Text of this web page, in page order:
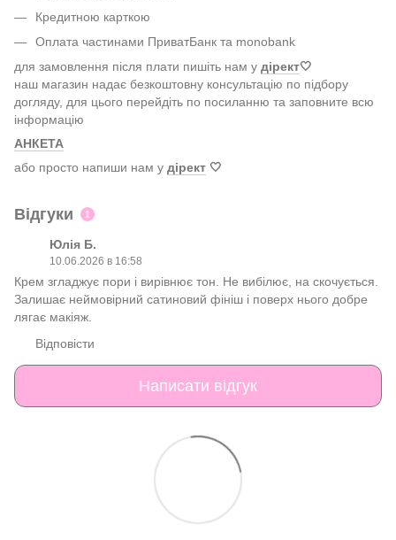
Кредитною карткою
Оплата частинами ПриватБанк та monobank
для замовлення після плати пишіть нам у дірект🤍
наш магазин надає безкоштовну консультацію по підбору
догляду, для цього перейдіть по посиланню та заповните всю
інформацію
АНКЕТА
або просто напиши нам у дірект 🤍
Відгуки 1
Юлія Б.
10.06.2026 в 16:58
Крем згладжує пори і вирівнює тон. Не вибілює, на скочується.
Залишає неймовірний сатиновий фініш і поверх нього добре
лягає макіяж.
Відповісти
Написати відгук